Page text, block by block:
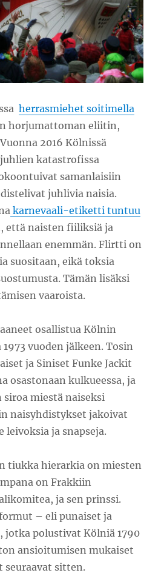
herrasmiehet soitimella
horjumattoman eliitin,
2016 Kölnissä
katastrofissa
samanlaisiin
juhlivia naisia.
karnevaali-etiketti tuntuu
että naisten fiiliksiä ja
enemmän. Flirtti on
suositaan, eikä toksia
Tämän lisäksi
vaaroista.
osallistua Kölnin
vuoden jälkeen. Tosin
ja Siniset Funke Jackit
osastonaan kulkueessa, ja
miestä naiseksi
naisyhdistykset jakoivat
leivoksia ja snapseja.
tiukka hierarkia on miesten
on Frakkiin
ja sen prinssi.
– eli punaiset ja
jotka polustivat Kölniä 1790
ansioitumisen mukaiset
sitten.